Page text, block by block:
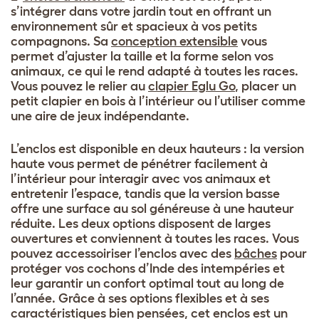
s’intégrer dans votre jardin tout en offrant un
environnement sûr et spacieux à vos petits
compagnons. Sa conception extensible vous
permet d’ajuster la taille et la forme selon vos
animaux, ce qui le rend adapté à toutes les races.
Vous pouvez le relier au clapier Eglu Go, placer un
petit clapier en bois à l’intérieur ou l’utiliser comme
une aire de jeux indépendante.
L’enclos est disponible en deux hauteurs : la version
haute vous permet de pénétrer facilement à
l’intérieur pour interagir avec vos animaux et
entretenir l’espace, tandis que la version basse
offre une surface au sol généreuse à une hauteur
réduite. Les deux options disposent de larges
ouvertures et conviennent à toutes les races. Vous
pouvez accessoiriser l’enclos avec des bâches pour
protéger vos cochons d’Inde des intempéries et
leur garantir un confort optimal tout au long de
l’année. Grâce à ses options flexibles et à ses
caractéristiques bien pensées, cet enclos est un